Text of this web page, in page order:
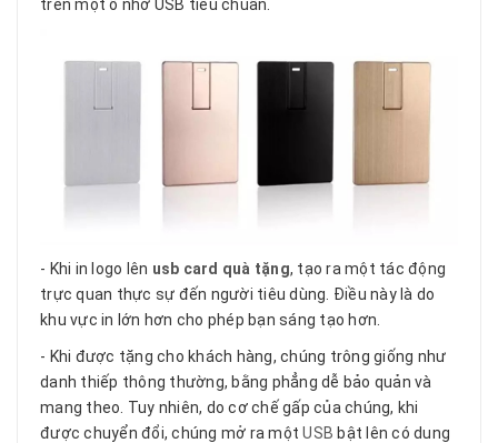
trên một ổ nhớ USB tiêu chuẩn.
- Khi in logo lên usb card quà tặng, tạo ra một tác động
trực quan thực sự đến người tiêu dùng. Điều này là do
khu vực in lớn hơn cho phép bạn sáng tạo hơn.
- Khi được tặng cho khách hàng, chúng trông giống như
danh thiếp thông thường, bằng phẳng dễ bảo quản và
mang theo. Tuy nhiên, do cơ chế gấp của chúng, khi
được chuyển đổi, chúng mở ra mộtUSB bật lên có dung